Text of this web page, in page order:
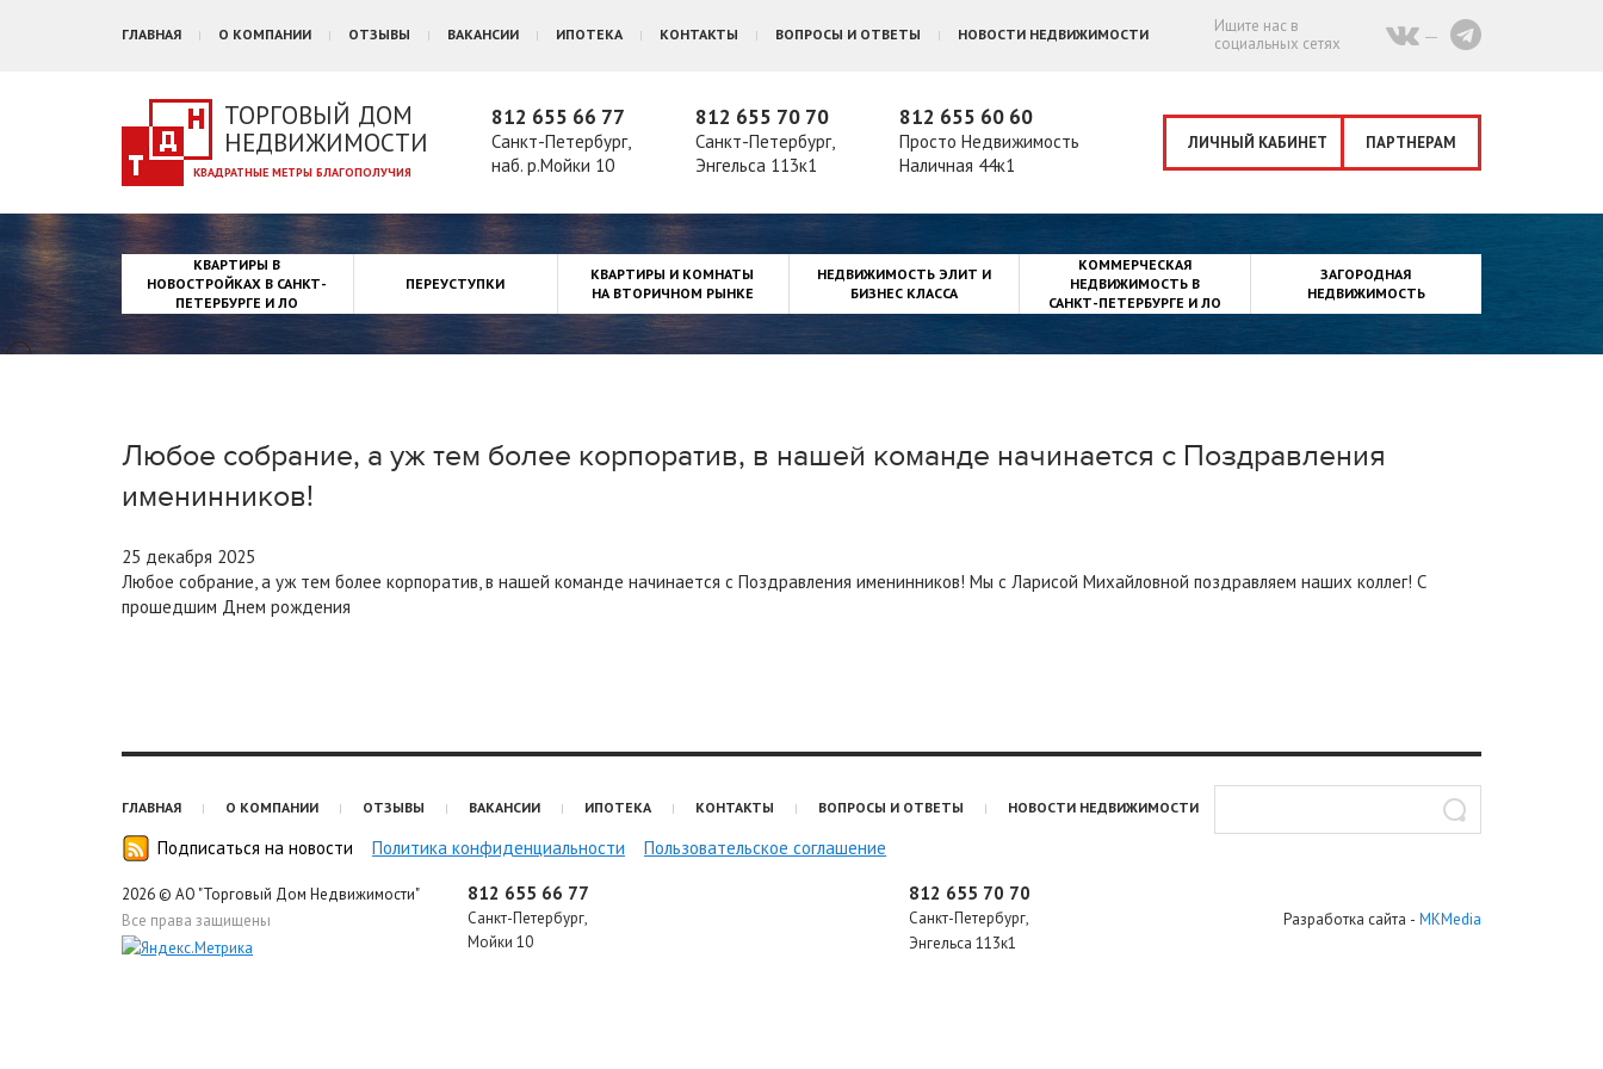
ГЛАВНАЯ О КОМПАНИИ ОТЗЫВЫ ВАКАНСИИ ИПОТЕКА КОНТАКТЫ ВОПРОСЫ И ОТВЕТЫ НОВОСТИ НЕДВИЖИМОСТИ
Ищите нас в
социальных сетях
ТОРГОВЫЙ ДОМ
НЕДВИЖИМОСТИ
812 655 66 77
Санкт-Петербург,
наб. р.Мойки 10
812 655 70 70
Санкт-Петербург,
Энгельса 113к1
812 655 60 60
Просто Недвижимость
Наличная 44к1
ЛИЧНЫЙ КАБИНЕТ ПАРТНЕРАМ
КВАРТИРЫ В
НОВОСТРОЙКАХ В САНКТ-
ПЕТЕРБУРГЕ И ЛО
ПЕРЕУСТУПКИ
КВАРТИРЫ И КОМНАТЫ
НА ВТОРИЧНОМ РЫНКЕ
НЕДВИЖИМОСТЬ ЭЛИТ И
БИЗНЕС КЛАССА
КОММЕРЧЕСКАЯ
НЕДВИЖИМОСТЬ В
САНКТ-ПЕТЕРБУРГЕ И ЛО
ЗАГОРОДНАЯ
НЕДВИЖИМОСТЬ
Любое собрание, а уж тем более корпоратив, в нашей команде начинается с Поздравления
именинников!
25 декабря 2025
Любое собрание, а уж тем более корпоратив, в нашей команде начинается с Поздравления именинников! Мы с Ларисой Михайловной поздравляем наших коллег! С
прошедшим Днем рождения
ГЛАВНАЯ О КОМПАНИИ ОТЗЫВЫ ВАКАНСИИ ИПОТЕКА КОНТАКТЫ ВОПРОСЫ И ОТВЕТЫ НОВОСТИ НЕДВИЖИМОСТИ
Подписаться на новости Политика конфиденциальности Пользовательское соглашение
2026 © АО "Торговый Дом Недвижимости"
Все права защищены
812 655 66 77
Санкт-Петербург,
Мойки 10
812 655 70 70
Санкт-Петербург,
Энгельса 113к1
Разработка сайта - MKMedia